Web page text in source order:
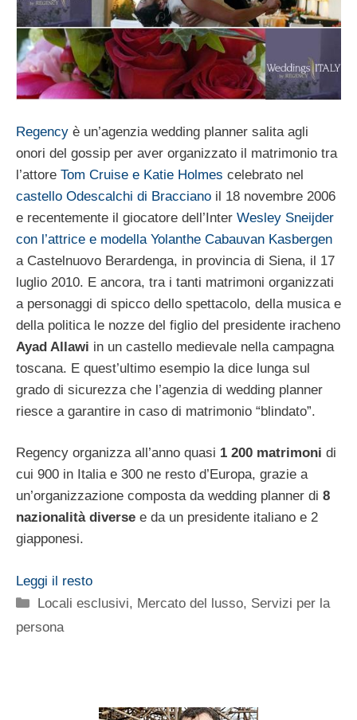
Regency è un’agenzia wedding planner salita agli
onori del gossip per aver organizzato il matrimonio tra
l’attore Tom Cruise e Katie Holmes celebrato nel
castello Odescalchi di Bracciano il 18 novembre 2006
e recentemente il giocatore dell’Inter Wesley Sneijder
con l’attrice e modella Yolanthe Cabauvan Kasbergen
a Castelnuovo Berardenga, in provincia di Siena, il 17
luglio 2010. E ancora, tra i tanti matrimoni organizzati
a personaggi di spicco dello spettacolo, della musica e
della politica le nozze del figlio del presidente iracheno
Ayad Allawi in un castello medievale nella campagna
toscana. E quest’ultimo esempio la dice lunga sul
grado di sicurezza che l’agenzia di wedding planner
riesce a garantire in caso di matrimonio “blindato”.
Regency organizza all’anno quasi 1 200 matrimoni di
cui 900 in Italia e 300 ne resto d’Europa, grazie a
un’organizzazione composta da wedding planner di 8
nazionalità diverse e da un presidente italiano e 2
giapponesi.
Leggi il resto
Categorie
Locali esclusivi, Mercato del lusso, Servizi per la
persona